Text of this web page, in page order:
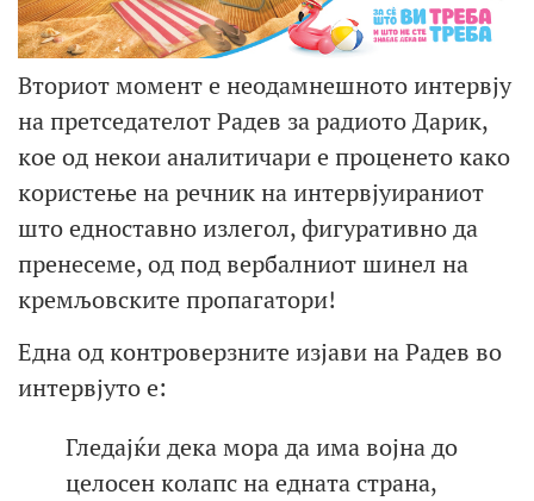
Вториот момент е неодамнешното интервју
на претседателот Радев за радиото Дарик,
кое од некои аналитичари е проценето како
користење на речник на интервјуираниот
што едноставно излегол, фигуративно да
пренесеме, од под вербалниот шинел на
кремљовските пропагатори!
Една од контроверзните изјави на Радев во
интервјуто е:
Гледајќи дека мора да има војна до
целосен колапс на едната страна,